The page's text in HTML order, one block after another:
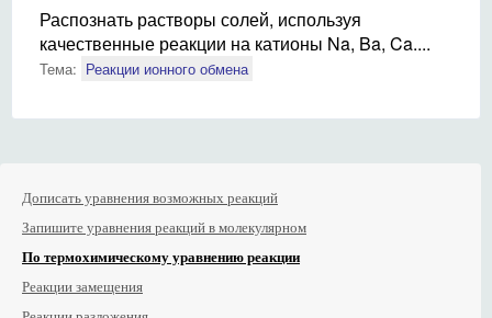
Распознать растворы солей, используя
качественные реакции на катионы Na, Ba, Ca....
Тема: Реакции ионного обмена
Дописать уравнения возможных реакций
Запишите уравнения реакций в молекулярном
По термохимическому уравнению реакции
Реакции замещения